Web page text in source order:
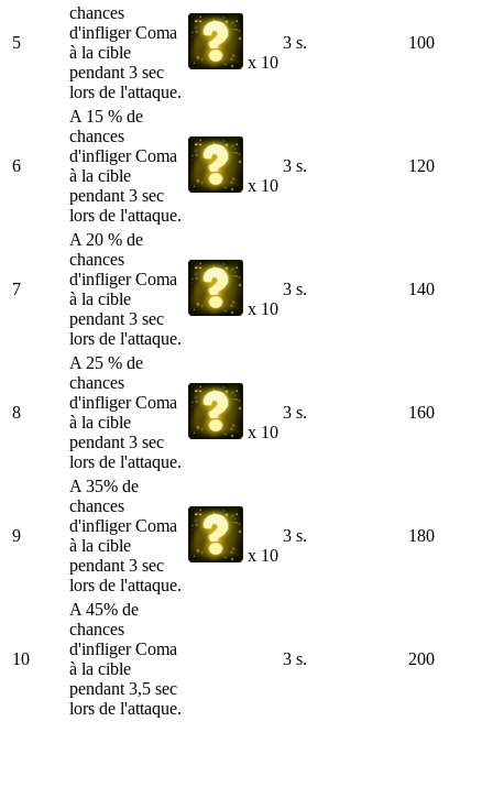
5
chances
d'infliger Coma
à la cible
pendant 3 sec
lors de l'attaque.
x 10
3 s. 100
6
A 15 % de
chances
d'infliger Coma
à la cible
pendant 3 sec
lors de l'attaque.
x 10
3 s. 120
7
A 20 % de
chances
d'infliger Coma
à la cible
pendant 3 sec
lors de l'attaque.
x 10
3 s. 140
8
A 25 % de
chances
d'infliger Coma
à la cible
pendant 3 sec
lors de l'attaque.
x 10
3 s. 160
9
A 35% de
chances
d'infliger Coma
à la cible
pendant 3 sec
lors de l'attaque.
x 10
3 s. 180
10
A 45% de
chances
d'infliger Coma
à la cible
pendant 3,5 sec
lors de l'attaque.
3 s. 200